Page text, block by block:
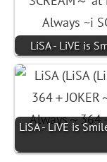
LiSA - LiVE is
LiSA - LiVE is